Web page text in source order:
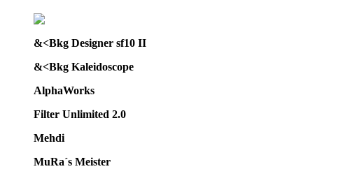
&<Bkg Designer sf10 II
&<Bkg Kaleidoscope
AlphaWorks
Filter Unlimited 2.0
Mehdi
MuRa´s Meister